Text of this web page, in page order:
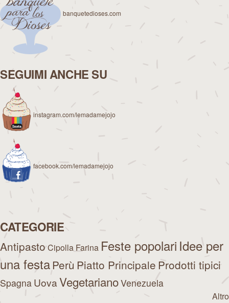
banquetedioses.com
SEGUIMI ANCHE SU
instagram.com/lemadamejojo
facebook.com/lemadamejojo
CATEGORIE
Antipasto Cipolla Farina Feste popolari Idee per
una festa Perù Piatto Principale Prodotti tipici
Spagna UovaVegetarianoVenezuela
Altro